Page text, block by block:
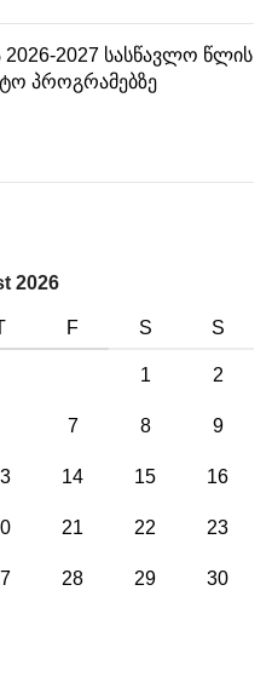
2026-2027 სასწავლო წლის
პროგრამებზე
2026
F S S
1 2
7 8 9
14 15 16
21 22 23
28 29 30